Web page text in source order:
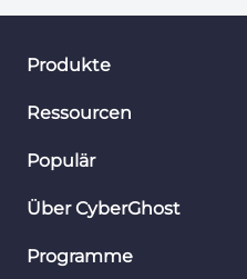
Produkte
Ressourcen
Populär
Über CyberGhost
Programme